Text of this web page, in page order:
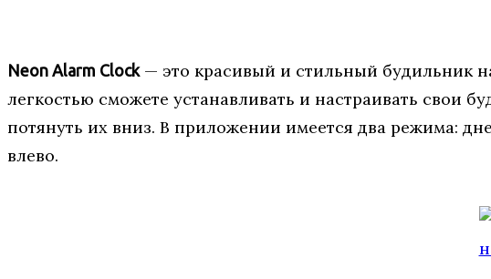
Neon Alarm Clock— это красивый и стильный будильник
легкостью сможете устанавливать и настраивать свои
потянуть их вниз. В приложении имеется два режима:
влево.